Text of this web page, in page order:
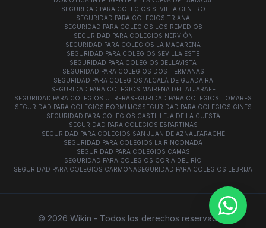
¿Te
SEGURIDAD PARA COLEGIOS SEVILLA CENTRO
SEGURIDAD PARA COLEGIOS TRIANA
SEGURIDAD PARA COLEGIOS LOS REMEDIOS
SEGURIDAD PARA COLEGIOS NERVIÓN
SEGURIDAD PARA COLEGIOS LA MACARENA
SEGURIDAD PARA COLEGIOS SEVILLA ESTE
SEGURIDAD PARA COLEGIOS BELLAVISTA
SEGURIDAD PARA COLEGIOS DOS HERMANAS
SEGURIDAD PARA COLEGIOS ALCALÁ DE GUADAÍRA
SEGURIDAD PARA COLEGIOS MAIRENA DEL ALJARAFE
SEGURIDAD PARA COLEGIOS UTRERASEGURIDAD PARA COLEGIOS TOMARES
SEGURIDAD PARA COLEGIOS BORMUJOSSEGURIDAD PARA COLEGIOS GINES
SEGURIDAD PARA COLEGIOS CASTILLEJA DE LA CUESTA
SEGURIDAD PARA COLEGIOS ESPARTINAS
SEGURIDAD PARA COLEGIOS SAN JUAN DE AZNALFARACHE
SEGURIDAD PARA COLEGIOS LA RINCONADA
SEGURIDAD PARA COLEGIOS CAMAS
SEGURIDAD PARA COLEGIOS CORIA DEL RÍO
SEGURIDAD PARA COLEGIOS CARMONASEGURIDAD PARA COLEGIOS LEBRIJA
© 2026 Wikin - Todos los derechos reservados.